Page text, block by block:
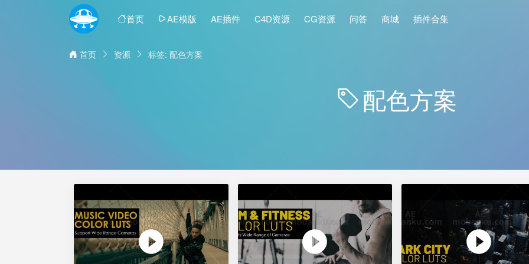
首页 AE模版 AE插件 C4D资源 CG资源 问答 商城 插件合集
首页 资源 标签: 配色方案
配色方案